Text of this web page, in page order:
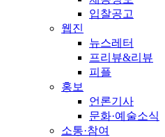
입찰공고
웹진
뉴스레터
프리뷰&리뷰
피플
홍보
언론기사
문화·예술소식
소통·참여